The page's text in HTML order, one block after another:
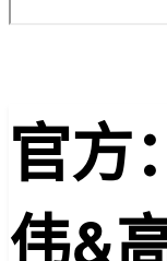
官方
伟&